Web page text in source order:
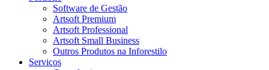
Software de Gestão
Artsoft Premium
Artsoft Professional
Artsoft Small Business
Outros Produtos na Inforestilo
Serviços